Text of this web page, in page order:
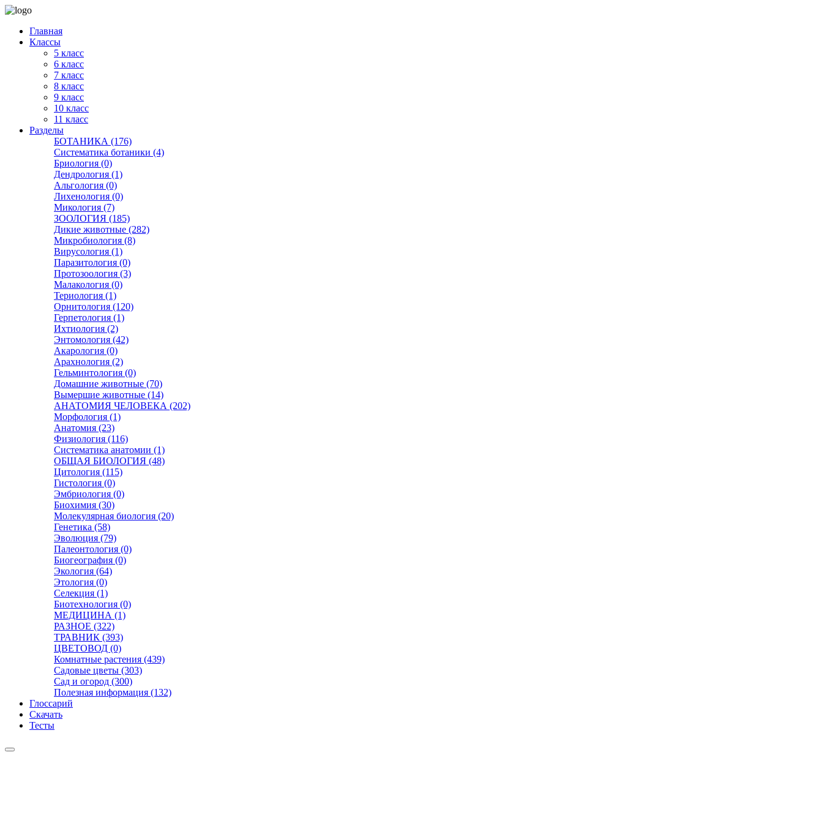
Главная
Классы
5 класс
6 класс
7 класс
8 класс
9 класс
10 класс
11 класс
Разделы
БОТАНИКА (176)
Систематика ботаники (4)
Бриология (0)
Дендрология (1)
Альгология (0)
Лихенология (0)
Микология (7)
ЗООЛОГИЯ (185)
Дикие животные (282)
Микробиология (8)
Вирусология (1)
Паразитология (0)
Протозоология (3)
Малакология (0)
Териология (1)
Орнитология (120)
Герпетология (1)
Ихтиология (2)
Энтомология (42)
Акарология (0)
Арахнология (2)
Гельминтология (0)
Домашние животные (70)
Вымершие животные (14)
АНАТОМИЯ ЧЕЛОВЕКА (202)
Морфология (1)
Анатомия (23)
Физиология (116)
Систематика анатомии (1)
ОБЩАЯ БИОЛОГИЯ (48)
Цитология (115)
Гистология (0)
Эмбриология (0)
Биохимия (30)
Молекулярная биология (20)
Генетика (58)
Эволюция (79)
Палеонтология (0)
Биогеография (0)
Экология (64)
Этология (0)
Селекция (1)
Биотехнология (0)
МЕДИЦИНА (1)
РАЗНОЕ (322)
ТРАВНИК (393)
ЦВЕТОВОД (0)
Комнатные растения (439)
Садовые цветы (303)
Сад и огород (300)
Полезная информация (132)
Глоссарий
Скачать
Тесты